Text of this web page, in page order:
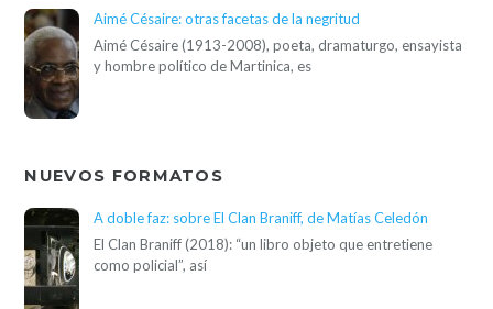
Aimé Césaire: otras facetas de la negritud
Aimé Césaire (1913-2008), poeta, dramaturgo, ensayista
y hombre político de Martinica, es
NUEVOS FORMATOS
A doble faz: sobre El Clan Braniff, de Matías Celedón
El Clan Braniff (2018): “un libro objeto que entretiene
como policial”, así